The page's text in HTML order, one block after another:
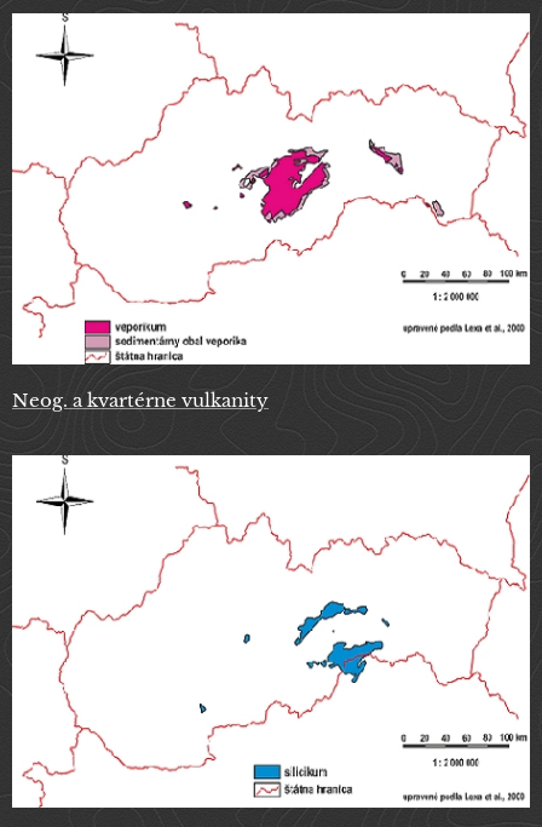
Neog. a kvartérne vulkanity